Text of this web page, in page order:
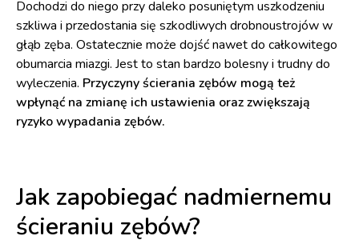
Dochodzi do niego przy daleko posuniętym uszkodzeniu
szkliwa i przedostania się szkodliwych drobnoustrojów w
głąb zęba. Ostatecznie może dojść nawet do całkowitego
obumarcia miazgi. Jest to stan bardzo bolesny i trudny do
wyleczenia. Przyczyny ścierania zębów mogą też
wpłynąć na zmianę ich ustawienia oraz zwiększają
ryzyko wypadania zębów.
Jak zapobiegać nadmiernemu
ścieraniu zębów?